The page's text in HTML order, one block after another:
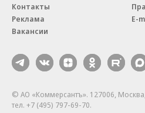
Контакты
Реклама
Вакансии
E-
© АО «Коммерсантъ». 127006,
тел. +7 (495) 797-69-70.